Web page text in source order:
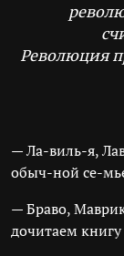
Революция
— Ла-виль-я,
обыч-ной се-
— Браво,
дочитаем